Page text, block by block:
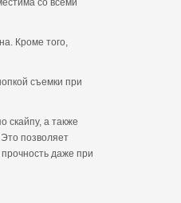
со всеми
Кроме того,
съемки при
скайпу, а также
позволяет
даже при